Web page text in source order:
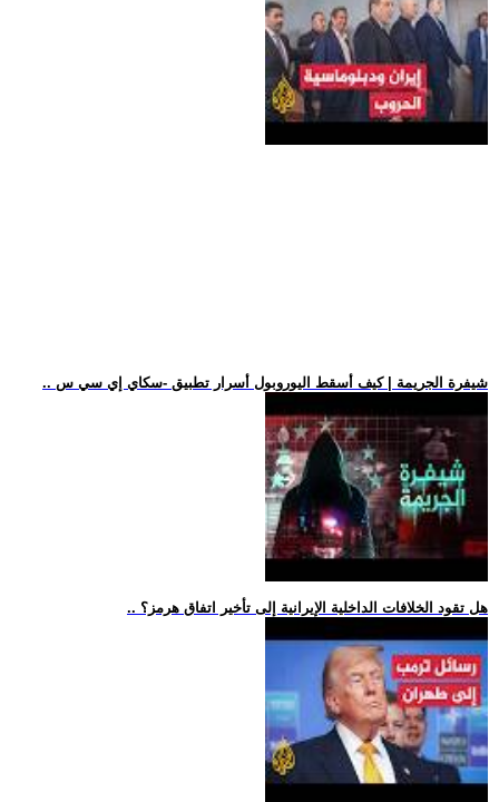
.. شيفرة الجريمة | كيف أسقط اليوروبول أسرار تطبيق -سكاي إي سي س
.. هل تقود الخلافات الداخلية الإيرانية إلى تأخير اتفاق هرمز؟